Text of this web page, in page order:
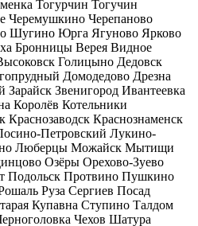
Тогурчин Тогучин
Черемушкино Черепаново
Шугино Юрга Ягуново Ярково
Бронницы Верея Видное
Голицыно Дедовск
Домодедово Дрезна
Зарайск Звенигород Ивантеевка
Королёв Котельники
Краснозаводск Краснознаменск
Петровский Лукино-
Люберцы Можайск Мытищи
Озёры Орехово-Зуево
Подольск Протвино Пушкино
Руза Сергиев Посад
Купавна Ступино Талдом
Чехов Шатура